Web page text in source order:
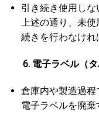
引き続き使用しな
上述の通り、未
続きを行わなけれ
6. 電子ラベル（
倉庫内や製造過
電子ラベルを廃棄